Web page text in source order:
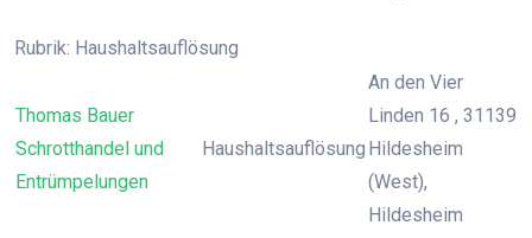
Rubrik: Haushaltsauflösung
Thomas Bauer
Schrotthandel und
Entrümpelungen
Haushaltsauflösung
An den Vier
Linden 16 , 31139
Hildesheim
(West),
Hildesheim